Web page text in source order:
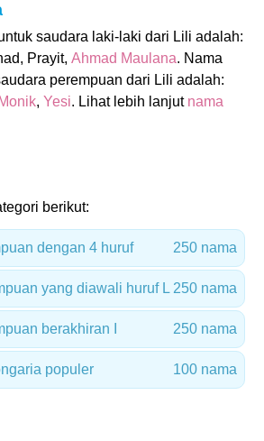
saudara laki-laki dari Lili adalah:
Prayit, Ahmad Maulana. Nama
perempuan dari Lili adalah:
Monik, Yesi. Lihat lebih lanjut nama
berikut:
dengan 4 huruf 250 nama
yang diawali huruf L 250 nama
berakhiran I 250 nama
populer 100 nama